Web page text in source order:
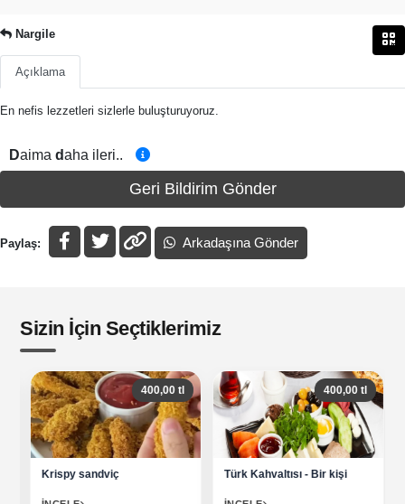
Nargile
Açıklama
En nefis lezzetleri sizlerle buluşturuyoruz.
Daima daha ileri..
Geri Bildirim Gönder
Paylaş: Arkadaşına Gönder
Sizin İçin Seçtiklerimiz
400,00 tl
Krispy sandviç
400,00 tl
Türk Kahvaltısı - Bir kişi